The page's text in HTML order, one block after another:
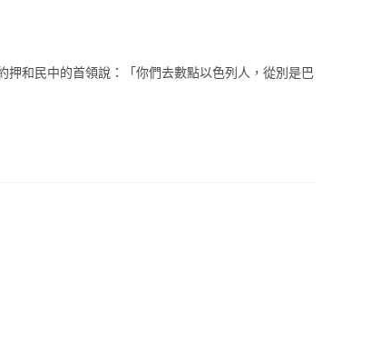
和民中的首領說：「你們去數點以色列人，從別是巴